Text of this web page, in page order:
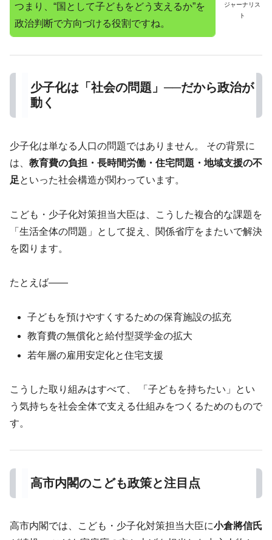
ジャーナリス
ト
つまり、“国として子どもをどう支えるか”を
政治判断で方向づける役割ですね。
少子化は「社会の問題」──だから政治が
動く
少子化は単なる人口の問題ではありません。 その背景に
は、 教育費の負担・長時間労働・住宅問題・地域支援の不
足といった社会構造が関わっています。
こども・少子化対策担当大臣は、こうした複合的な課題を
「生活全体の問題」として捉え、関係省庁をまたいで解決
を図ります。
たとえば――
子どもを預けやすくするための保育施設の拡充
教育費の無償化と給付型奨学金の拡大
若年層の雇用安定化と住宅支援
こうした取り組みはすべて、 「子どもを持ちたい」とい
う気持ちを社会全体で支える仕組みをつくるためのもので
す。
高市内閣のこども政策と注目点
高市内閣では、こども・少子化対策担当大臣に小倉將信氏